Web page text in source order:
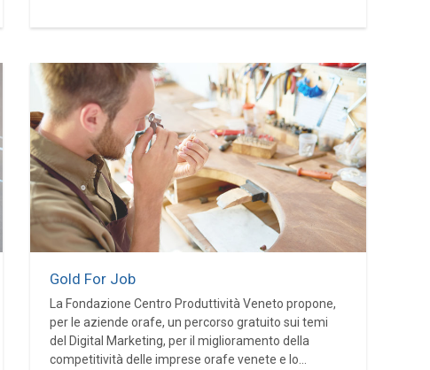
Gold For Job
La Fondazione Centro Produttività Veneto propone,
per le aziende orafe, un percorso gratuito sui temi
del Digital Marketing, per il miglioramento della
competitività delle imprese orafe venete e lo...